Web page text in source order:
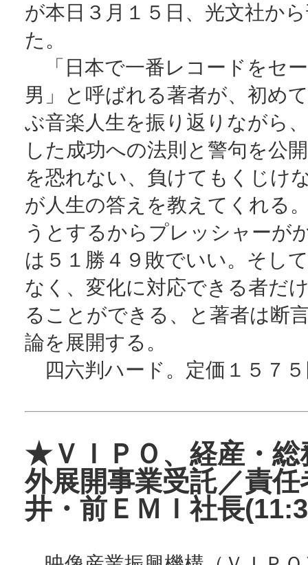
が本日３月１５日、光文社か
た。
「日本で一番レコードをセ
男」と呼ばれる著者が、初め
ぶ音楽人生を振り返りながら
した成功への法則と警句を公
を恐れない、負けてもくじけ
が人生の答えを教えてくれる
うとするからプレッシャーが
は５１勝４９敗でいい。そし
なく、変化に対応できる者だ
ることができる、と著者は断
論を展開する。
四六判ハード。定価１５７
★ＶＩＰＯ、経産・総
外展開事業受託／責任
井・前ＥＭＩ社長